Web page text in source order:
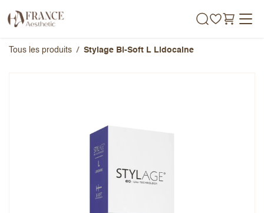
Tous les produits Stylage Bi-Soft L Lidocaine